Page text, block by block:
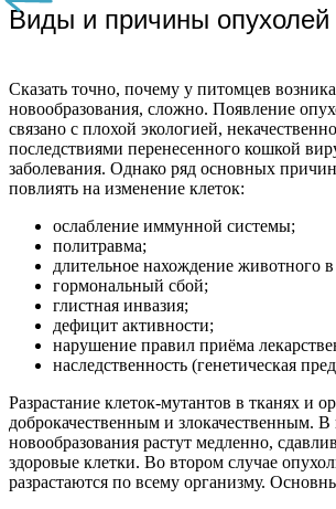
Виды и причины опухолей
Сказать точно, почему у питомцев
новообразования, сложно. Появление
связано с плохой экологией,
последствиями перенесенного кошкой
заболевания. Однако ряд основных
повлиять на изменение клеток:
ослабление иммунной системы;
политравма;
длительное нахождение животного
гормональный сбой;
глистная инвазия;
дефицит активности;
нарушение правил приёма
наследственность (генетическая
Разрастание клеток-мутантов в тканях и
доброкачественным и злокачественным. В
новообразования растут медленно,
здоровые клетки. Во втором случае
разрастаются по всему организму.